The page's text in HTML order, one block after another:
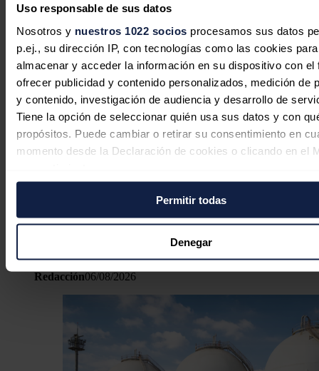
Uso responsable de sus datos
Nosotros y nuestros 1022 socios procesamos sus datos
p.ej., su dirección IP, con tecnologías como las cookies para
almacenar y acceder la información en su dispositivo con el
ofrecer publicidad y contenido personalizados, medición de
y contenido, investigación de audiencia y desarrollo de
Tiene la opción de seleccionar quién usa sus datos y con
propósitos. Puede cambiar o retirar su consentimiento en
momento desde la Declaración de cookies o clicando en el
Si lo permite, también quisiéramos:
Recopilar información sobre su ubicación geográfica
puede tener una precisión de varios metros
Identificar su dispositivo analizándolo activamente
características específicas (huellas digitales)
Obtenga más información sobre cómo se procesan sus
personales y establezca sus preferencias en la
Puede cambiar o retirar su consentimiento en cualquier
la Declaración de cookies.
Permitir todas
Denegar
Bruselas se prepara para el posible
impacto del eclipse solar sobre el
sistema eléctrico europeo
Redacción06/08/2026